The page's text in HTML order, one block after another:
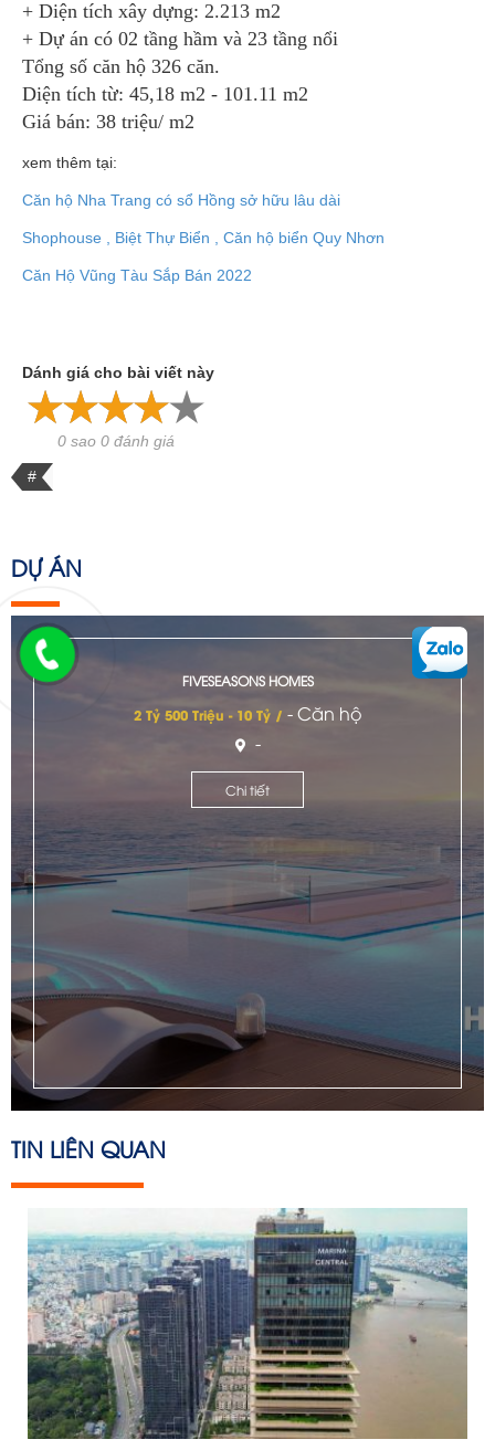
+ Diện tích xây dựng: 2.213 m2
+ Dự án có 02 tầng hầm và 23 tầng nổi
Tổng số căn hộ 326 căn.
Diện tích từ: 45,18 m2 - 101.11 m2
Giá bán: 38 triệu/ m2
xem thêm tại:
Căn hộ Nha Trang có sổ Hồng sở hữu lâu dài
Shophouse , Biệt Thự Biển , Căn hộ biển Quy Nhơn
Căn Hộ Vũng Tàu Sắp Bán 2022
Dánh giá cho bài viết này
0 sao 0 đánh giá
#
DỰ ÁN
FIVESEASONS HOMES
2 Tỷ 500 Triệu - 10 Tỷ / - Căn hộ
-
Chi tiết
TIN LIÊN QUAN